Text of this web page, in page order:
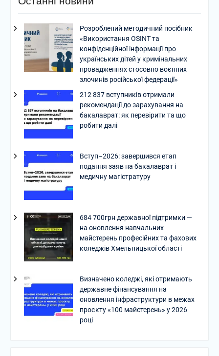
Розроблений методичний посібник
«Використання OSINT та
конфіденційної інформації про
українських дітей у кримінальних
провадженнях стосовно воєнних
злочинів російської федерації»
212 837 вступників отримали
рекомендації до зарахування на
бакалаврат: як перевірити та що
робити далі
Вступ–2026: завершився етап
подання заяв на бакалаврат і
медичну магістратуру
684 700грн державної підтримки —
на оновлення навчальних
майстерень професійних та фахових
коледжів Хмельницької області
Визначено коледжі, які отримають
державне фінансування на
оновлення інфраструктури в межах
проєкту «100 майстерень» у 2026
році